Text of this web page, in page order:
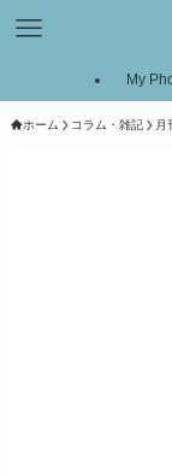
My
ホーム コラム・雑記 月